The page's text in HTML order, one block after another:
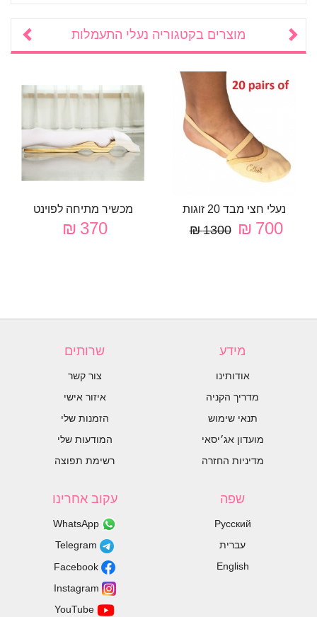
מוצרים בקטגוריה נעלי התעמלות
נעלי חצי מבד 20 זוגות
700 ₪
1300 ₪
מכשיר מתיחה לפוינט
370 ₪
מידע
אודותינו
מדריך הקניה
תנאי שימוש
מועדון אג׳יסאי
מדיניות החזרה
שרותים
צור קשר
איזור אישי
הזמנות שלי
המודעות שלי
רשימת תפוצה
שפה
Русский
עברית
English
עקוב אחרינו